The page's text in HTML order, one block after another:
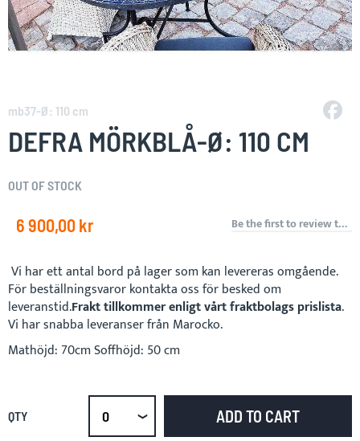
to
the
beginning
of
images
mb37-Ø: 110 cm
DEFRA MÖRKBLÅ-Ø: 110 CM
OUT OF STOCK
6 900,00 kr Be the first to review this product
Vi har ett antal bord på lager som kan levereras omgående.
För beställningsvaror kontakta oss för besked om
leveranstid.Frakt tillkommer enligt vårt fraktbolags prislista.
Vi har snabba leveranser från Marocko.
Mathöjd: 70cm Soffhöjd: 50 cm
QTY ADD TO CART